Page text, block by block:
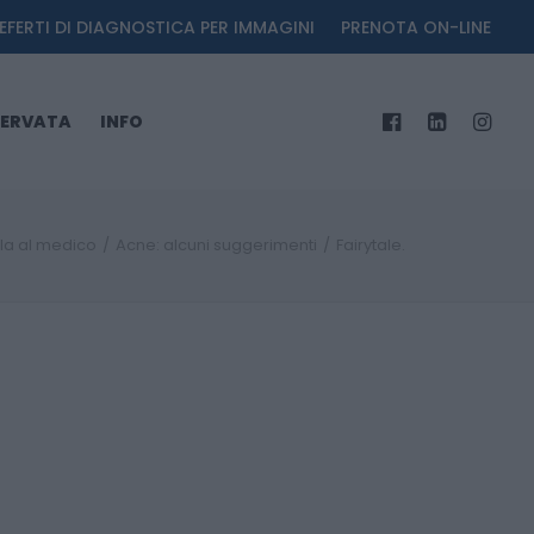
DI DIAGNOSTICA PER IMMAGINI PRENOTA ON-LINE
INFO